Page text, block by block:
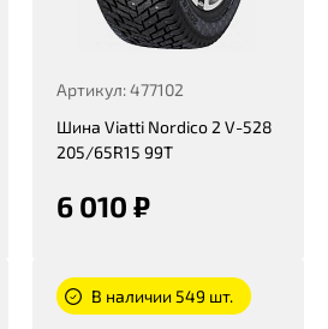
Артикул: 477102
Шина Viatti Nordico 2 V-528
205/65R15 99T
6 010 ₽
В наличии 549 шт.